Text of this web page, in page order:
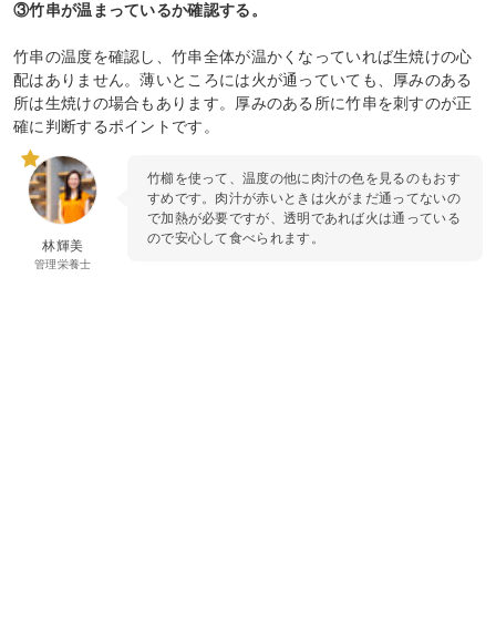
③竹串が温まっているか確認する。
竹串の温度を確認し、竹串全体が温かくなっていれば生焼けの心
配はありません。薄いところには火が通っていても、厚みのある
所は生焼けの場合もあります。厚みのある所に竹串を刺すのが正
確に判断するポイントです。
林輝美
管理栄養士
竹櫛を使って、温度の他に肉汁の色を見るのもおす
すめです。肉汁が赤いときは火がまだ通ってないの
で加熱が必要ですが、透明であれば火は通っている
ので安心して食べられます。